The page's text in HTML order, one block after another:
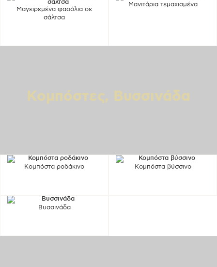
Μαγειρεμένα φασόλια σε
σάλτσα
Μανιτάρια τεμαχισμένα
Κομπόστες, Βυσσινάδα
Κομπόστα ροδάκινο Κομπόστα βύσσινο
Βυσσινάδα